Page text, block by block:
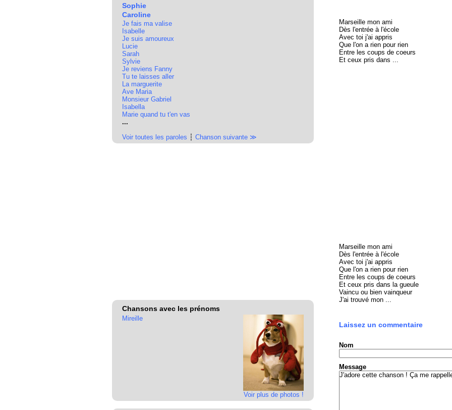
Sophie
Caroline
Je fais ma valise
Isabelle
Je suis amoureux
Lucie
Sarah
Sylvie
Je reviens Fanny
Tu te laisses aller
La marguerite
Ave Maria
Monsieur Gabriel
Isabella
Marie quand tu t'en vas
...
Voir toutes les paroles ┆ Chanson suivante ≫
Chansons avec les prénoms
Voir plus de photos !
Mireille
Marseille mon ami
Dès l'entrée à l'école
Avec toi j'ai appris
Que l'on a rien pour rien
Entre les coups de coeurs
Et ceux pris dans ...
Marseille mon ami
Dès l'entrée à l'école
Avec toi j'ai appris
Que l'on a rien pour rien
Entre les coups de coeurs
Et ceux pris dans la gueule
Vaincu ou bien vainqueur
J'ai trouvé mon ...
Laissez un commentaire
Nom
Message